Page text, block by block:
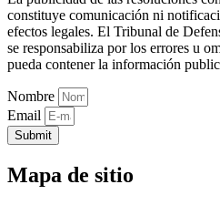
constituye comunicación ni
efectos legales. El Tribunal de
se responsabiliza por los errores u
pueda contener la información
Nombre
Email
Submit
Mapa de sitio